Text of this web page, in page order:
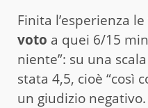
Finita l’esperienza
voto a quei 6/15
niente”: su una
stata 4,5, cioè “così
un giudizio negativo.